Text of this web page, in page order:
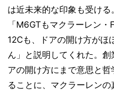
は近未来的な印象も受け
「M6GTもマクラーレン
12Cも、ドアの開け方がほ
ん」と説明してくれた。
アの開け方にまで意思と
ることに、マクラーレンの